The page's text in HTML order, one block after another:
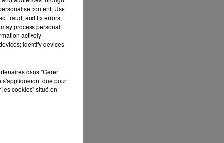
content; Use
fraud, and fix errors;
process personal
actively
Identify devices
dans "Gérer
s'appliqueront que pour
les cookies" situé en